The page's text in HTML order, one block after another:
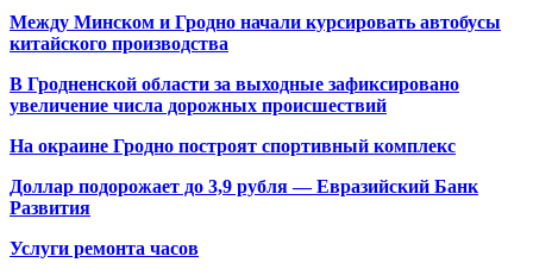
Между Минском и Гродно начали курсировать автобусы
китайского производства
В Гродненской области за выходные зафиксировано
увеличение числа дорожных происшествий
На окраине Гродно построят спортивный комплекс
Доллар подорожает до 3,9 рубля — Евразийский Банк
Развития
Услуги ремонта часов